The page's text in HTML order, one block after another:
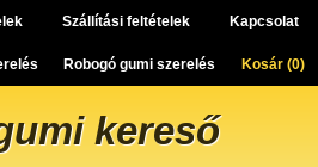
Szállítási feltételek Kapcsolat
Robogó gumi szerelés Kosár (0)
kereső